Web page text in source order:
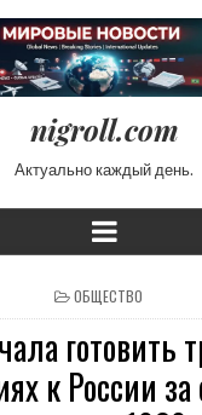
nigroll.com
Актуально каждый день.
POSTED IN
ОБЩЕСТВО
готовить
к России за